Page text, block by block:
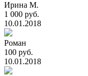
Ирина М.
1 000 руб.
10.01.2018
Роман
100 руб.
10.01.2018